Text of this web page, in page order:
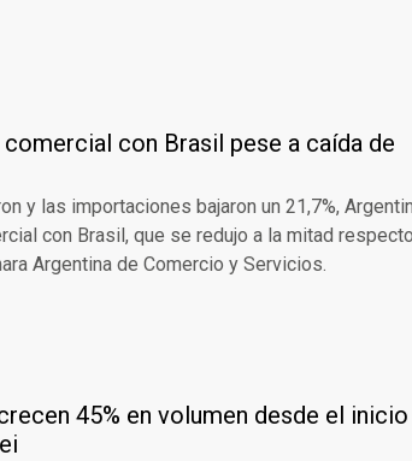
con Brasil pese a caída de
y las importaciones bajaron un 21,7%,
con Brasil, que se redujo a la mitad
Argentina de Comercio y Servicios.
45% en volumen desde el inicio